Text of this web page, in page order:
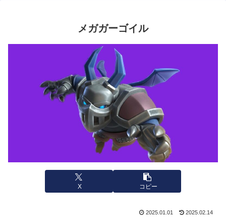
メガガーゴイル
X コピー
2025.01.01 2025.02.14